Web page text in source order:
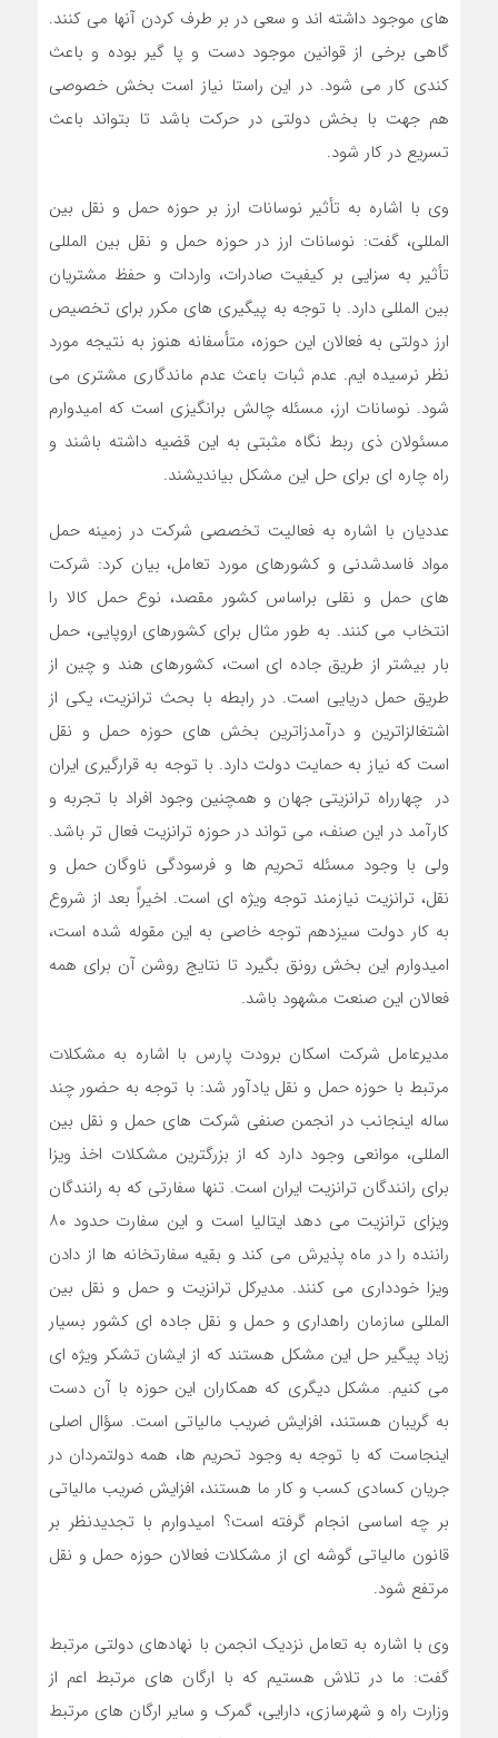
های موجود داشته اند و سعی در بر طرف کردن آنها می کنند.
گاهی برخی از قوانین موجود دست و پا گیر بوده و باعث
کندی کار می شود. در این راستا نیاز است بخش خصوصی
هم جهت با بخش دولتی در حرکت باشد تا بتواند باعث
تسریع در کار شود.
وی با اشاره به تأثیر نوسانات ارز بر حوزه حمل و نقل بین
المللی، گفت: نوسانات ارز در حوزه حمل و نقل بین المللی
تأثیر به سزایی بر کیفیت صادرات، واردات و حفظ مشتریان
بین المللی دارد. با توجه به پیگیری های مکرر برای تخصیص
ارز دولتی به فعالان این حوزه، متأسفانه هنوز به نتیجه مورد
نظر نرسیده ایم. عدم ثبات باعث عدم ماندگاری مشتری می
شود. نوسانات ارز، مسئله چالش برانگیزی است که امیدوارم
مسئولان ذی ربط نگاه مثبتی به این قضیه داشته باشند و
راه چاره ای برای حل این مشکل بیاندیشند.
عددیان با اشاره به فعالیت تخصصی شرکت در زمینه حمل
مواد فاسدشدنی و کشورهای مورد تعامل، بیان کرد: شرکت
های حمل و نقلی براساس کشور مقصد، نوع حمل کالا را
انتخاب می کنند. به طور مثال برای کشورهای اروپایی، حمل
بار بیشتر از طریق جاده ای است، کشورهای هند و چین از
طریق حمل دریایی است. در رابطه با بحث ترانزیت، یکی از
اشتغالزاترین و درآمدزاترین بخش های حوزه حمل و نقل
است که نیاز به حمایت دولت دارد. با توجه به قرارگیری ایران
در چهارراه ترانزیتی جهان و همچنین وجود افراد با تجربه و
کارآمد در این صنف، می تواند در حوزه ترانزیت فعال تر باشد.
ولی با وجود مسئله تحریم ها و فرسودگی ناوگان حمل و
نقل، ترانزیت نیازمند توجه ویژه ای است. اخیراً بعد از شروع
به کار دولت سیزدهم توجه خاصی به این مقوله شده است،
امیدوارم این بخش رونق بگیرد تا نتایج روشن آن برای همه
فعالان این صنعت مشهود باشد.
مدیرعامل شرکت اسکان برودت پارس با اشاره به مشکلات
مرتبط با حوزه حمل و نقل یادآور شد: با توجه به حضور چند
ساله اینجانب در انجمن صنفی شرکت های حمل و نقل بین
المللی، موانعی وجود دارد که از بزرگترین مشکلات اخذ ویزا
برای رانندگان ترانزیت ایران است. تنها سفارتی که به رانندگان
ویزای ترانزیت می دهد ایتالیا است و این سفارت حدود ۸۰
راننده را در ماه پذیرش می کند و بقیه سفارتخانه ها از دادن
ویزا خودداری می کنند. مدیرکل ترانزیت و حمل و نقل بین‌
المللی سازمان راهداری و حمل و نقل جاده‌ ای کشور بسیار
زیاد پیگیر حل این مشکل هستند که از ایشان تشکر ویژه ای
می کنیم. مشکل دیگری که همکاران این حوزه با آن دست
به گریبان هستند، افزایش ضریب مالیاتی است. سؤال اصلی
اینجاست که با توجه به وجود تحریم ها، همه دولتمردان در
جریان کسادی کسب و کار ما هستند، افزایش ضریب مالیاتی
بر چه اساسی انجام گرفته است؟ امیدوارم با تجدیدنظر بر
قانون مالیاتی گوشه ای از مشکلات فعالان حوزه حمل و نقل
مرتفع شود.
وی با اشاره به تعامل نزدیک انجمن با نهادهای دولتی مرتبط
گفت: ما در تلاش هستیم که با ارگان های مرتبط اعم از
وزارت راه و شهرسازی، دارایی، گمرک و سایر ارگان های مرتبط